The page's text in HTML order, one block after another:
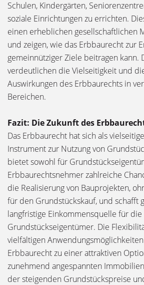
Schulen, Kindergärten,
soziale Einrichtungen zu errichten.
einen erheblichen gesellschaftlichen
und zeigen, wie das Erbbaurecht zur
gemeinnütziger Ziele beitragen kann.
verdeutlichen die Vielseitigkeit und
Auswirkungen des Erbbaurechts in
Bereichen.
Fazit: Die Zukunft des
Das Erbbaurecht hat sich als
Instrument zur Nutzung von
bietet sowohl für
Erbbaurechtsnehmer zahlreiche
die Realisierung von Bauprojekten,
für den Grundstückskauf, und schafft
langfristige Einkommensquelle für die
Grundstückseigentümer. Die
vielfältigen
Erbbaurecht zu einer attraktiven
zunehmend angespannten
der steigenden Grundstückspreise